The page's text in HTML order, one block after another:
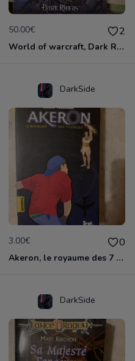
50.00€ 2
World of warcraft, Dark Riders tome 1
DarkSide
3.00€ 0
Akeron, le royaume des 7 cercles
DarkSide